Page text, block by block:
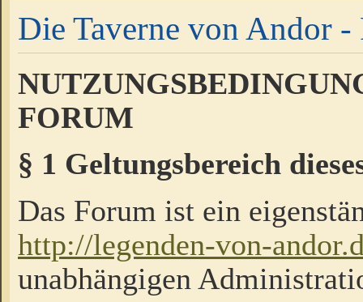
Die Taverne von Andor -
FORUM
§ 1 Geltungsbereich
Das Forum ist ein
http://legenden-von-
unabhängigen